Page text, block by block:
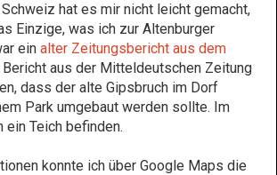
hat es mir nicht leicht gemacht,
Einzige, was ich zur Altenburger
ein alter Zeitungsbericht aus dem
Bericht aus der Mitteldeutschen Zeitung
dass der alte Gipsbruch im Dorf
Park umgebaut werden sollte. Im
ein Teich befinden.
konnte ich über Google Maps die